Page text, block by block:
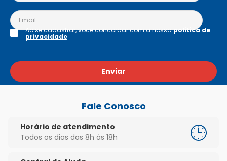
Enviar
Ao se cadastrar, você concordar com a nossapolítica de
privacidade
Fale Conosco
Horário de atendimento
Todos os dias das 8h às 18h